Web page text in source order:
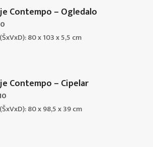
Contempo – Ogledalo
80 x 103 x 5,5 cm
Contempo – Cipelar
80 x 98,5 x 39 cm